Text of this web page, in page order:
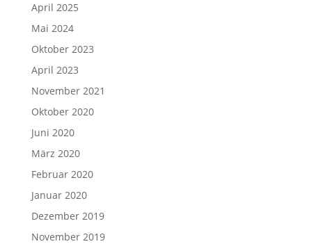
April 2025
Mai 2024
Oktober 2023
April 2023
November 2021
Oktober 2020
Juni 2020
März 2020
Februar 2020
Januar 2020
Dezember 2019
November 2019